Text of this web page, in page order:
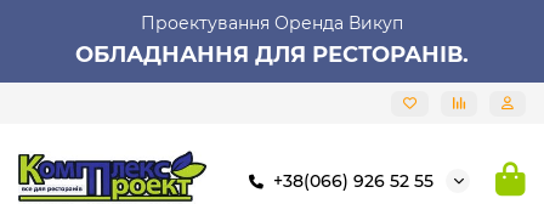
Проектування Оренда Викуп
ОБЛАДНАННЯ ДЛЯ РЕСТОРАНІВ.
+38(066) 926 52 55